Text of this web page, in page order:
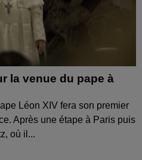
la venue du pape à
Léon XIV fera son premier
Après une étape à Paris puis
où il...